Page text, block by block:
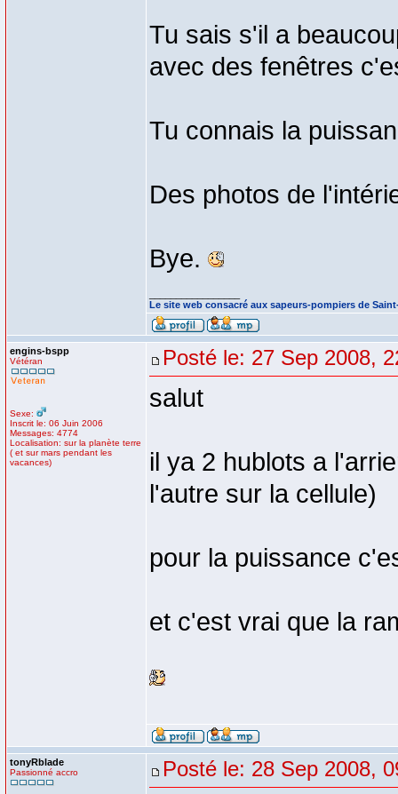
Tu sais s'il a
avec des fenêtres
Tu connais la
Des photos de
Bye.
Le site web consacré aux sapeurs-pompiers de
engins-bspp
Vétéran
Sexe:
Inscrit le: 06 Juin 2006
Messages: 4774
Localisation: sur la planète terre
( et sur mars pendant les
vacances)
Posté le: 27 Sep 2008,
salut
il ya 2 hublots a
l'autre sur la cellule)
pour la puissance
et c'est vrai que la
tonyRblade
Passionné accro Posté le: 28 Sep 2008,